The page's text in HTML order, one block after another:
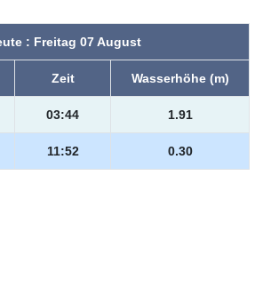
: Freitag 07 August
Zeit Wasserhöhe (m)
03:44 1.91
11:52 0.30